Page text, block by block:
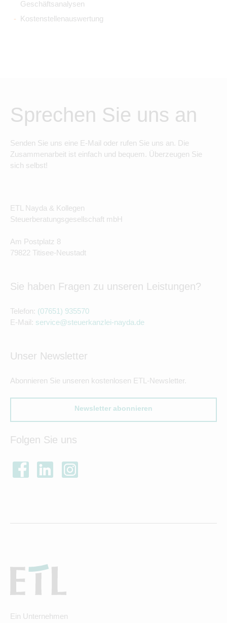
Geschäftsanalysen
Kostenstellenauswertung
Sprechen Sie uns an
Senden Sie uns eine E-Mail oder rufen Sie uns an. Die
Zusammenarbeit ist einfach und bequem. Überzeugen Sie
sich selbst!
ETL Nayda & Kollegen
Steuerberatungsgesellschaft mbH
Am Postplatz 8
79822 Titisee-Neustadt
Sie haben Fragen zu unseren Leistungen?
Telefon: (07651) 935570
E-Mail: service@steuerkanzlei-nayda.de
Unser Newsletter
Abonnieren Sie unseren kostenlosen ETL-Newsletter.
Newsletter abonnieren
Folgen Sie uns
Ein Unternehmen